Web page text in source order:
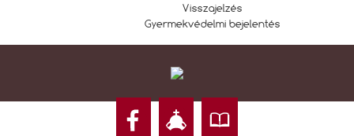
Visszajelzés
Gyermekvédelmi bejelentés